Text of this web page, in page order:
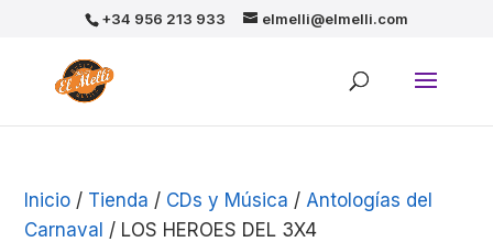
+34 956 213 933 elmelli@elmelli.com
Inicio / Tienda / CDs y Música / Antologías del
Carnaval / LOS HEROES DEL 3X4